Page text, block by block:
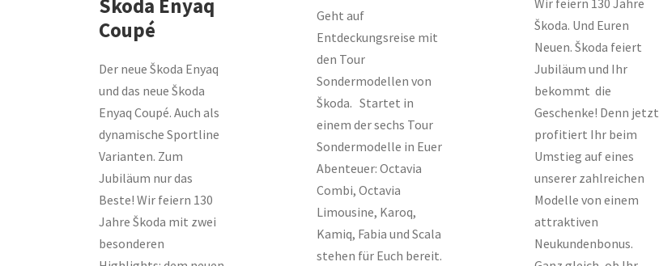
Škoda Enyaq
Coupé
Der neue Škoda Enyaq
und das neue Škoda
Enyaq Coupé. Auch als
dynamische Sportline
Varianten. Zum
Jubiläum nur das
Beste! Wir feiern 130
Jahre Škoda mit zwei
besonderen
Geht auf
Entdeckungsreise mit
den Tour
Sondermodellen von
Škoda. Startet in
einem der sechs Tour
Sondermodelle in Euer
Abenteuer: Octavia
Combi, Octavia
Limousine, Karoq,
Kamiq, Fabia und Scala
stehen für Euch bereit.
Wir feiern 130 Jahre
Škoda. Und Euren
Neuen. Škoda feiert
Jubiläum und Ihr
bekommt die
Geschenke! Denn jetzt
profitiert Ihr beim
Umstieg auf eines
unserer zahlreichen
Modelle von einem
attraktiven
Neukundenbonus.